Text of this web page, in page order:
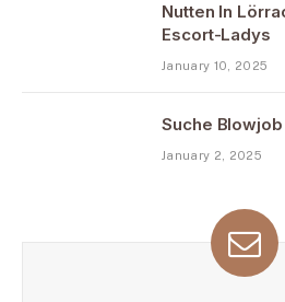
Nutten In
Escort-Ladys
January 10, 2025
Suche
January 2, 2025